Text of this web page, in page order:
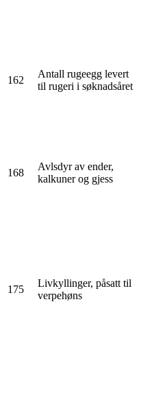
162
Antall rugeegg levert
til rugeri i søknadsåret
168
Avlsdyr av ender,
kalkuner og gjess
175
Livkyllinger, påsatt til
verpehøns